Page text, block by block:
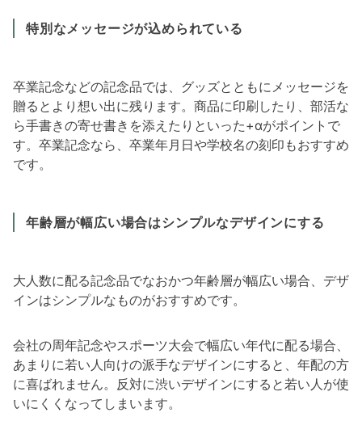
特別なメッセージが込められている
卒業記念などの記念品では、グッズとともにメッセージを
贈るとより想い出に残ります。商品に印刷したり、部活な
ら手書きの寄せ書きを添えたりといった+αがポイントで
す。卒業記念なら、卒業年月日や学校名の刻印もおすすめ
です。
年齢層が幅広い場合はシンプルなデザインにする
大人数に配る記念品でなおかつ年齢層が幅広い場合、デザ
インはシンプルなものがおすすめです。
会社の周年記念やスポーツ大会で幅広い年代に配る場合、
あまりに若い人向けの派手なデザインにすると、年配の方
に喜ばれません。反対に渋いデザインにすると若い人が使
いにくくなってしまいます。